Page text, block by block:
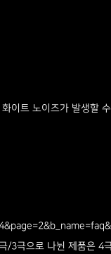
이트 노이즈가 발생할
극으로 나뉜 제품은 4